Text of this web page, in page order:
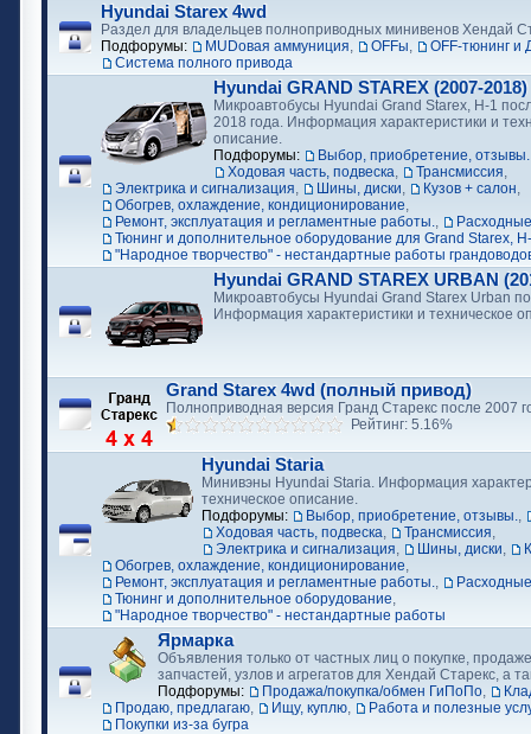
Hyundai Starex 4wd
Раздел для владельцев полноприводных минивенов Хендай
Подфорумы:
MUDовая аммуниция, OFFы,
OFF-тюнинг и
Cистема полного привода
Hyundai GRAND STAREX (2007-2018)
Микроавтобусы Hyundai Grand Starex, H-1
2018 года. Информация характеристики и
описание.
Подфорумы:
Выбор, приобретение, отзывы.
Ходовая часть, подвеска, Трансмиссия,
Электрика и сигнализация, Шины, диски, Кузов + салон,
Обогрев, охлаждение, кондиционирование,
Ремонт, эксплуатация и регламентные работы.,
Тюнинг и дополнительное оборудование для Grand Starex,
"Народное творчество" - нестандартные работы
Hyundai GRAND STAREX URBAN
Микроавтобусы Hyundai Grand Starex Urban
Информация характеристики и техническое
Grand Starex 4wd (полный привод)
Полноприводная версия Гранд Старекс после 2007
Рейтинг: 5.16%
Hyundai Staria
Минивэны Hyundai Staria. Информация
техническое описание.
Подфорумы:
Выбор, приобретение, отзывы.,
Ходовая часть, подвеска, Трансмиссия,
Электрика и сигнализация, Шины, диски,
Обогрев, охлаждение, кондиционирование,
Ремонт, эксплуатация и регламентные работы.,
Тюнинг и дополнительное оборудование,
"Народное творчество" - нестандартные работы
Ярмарка
Объявления только от частных лиц о покупке,
запчастей, узлов и агрегатов для Хендай Старекс, а
Подфорумы:
Продажа/покупка/обмен ГиПоПо,
Продаю, предлагаю, Ищу, куплю,
Работа и полезные
Покупки из-за бугра